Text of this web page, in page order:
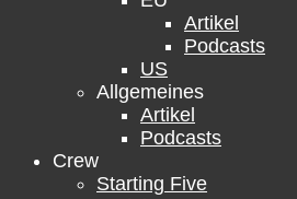
Artikel
Podcasts
US
Allgemeines
Artikel
Podcasts
Crew
Starting Five